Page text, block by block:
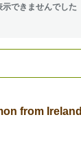
示できませんでした
from Ireland